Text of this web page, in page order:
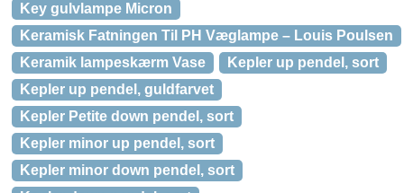
Key gulvlampe Micron
Keramisk Fatningen Til PH Væglampe – Louis Poulsen
Keramik lampeskærm Vase
Kepler up pendel, sort
Kepler up pendel, guldfarvet
Kepler Petite down pendel, sort
Kepler minor up pendel, sort
Kepler minor down pendel, sort